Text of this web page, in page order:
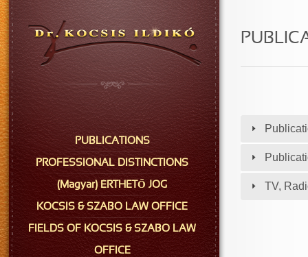
TV,
PUBLICATIONS
PROFESSIONAL DISTINCTIONS
(Magyar) ÉRTHETŐ JOG
KOCSIS & SZABO LAW OFFICE
FIELDS OF KOCSIS & SZABO LAW
OFFICE